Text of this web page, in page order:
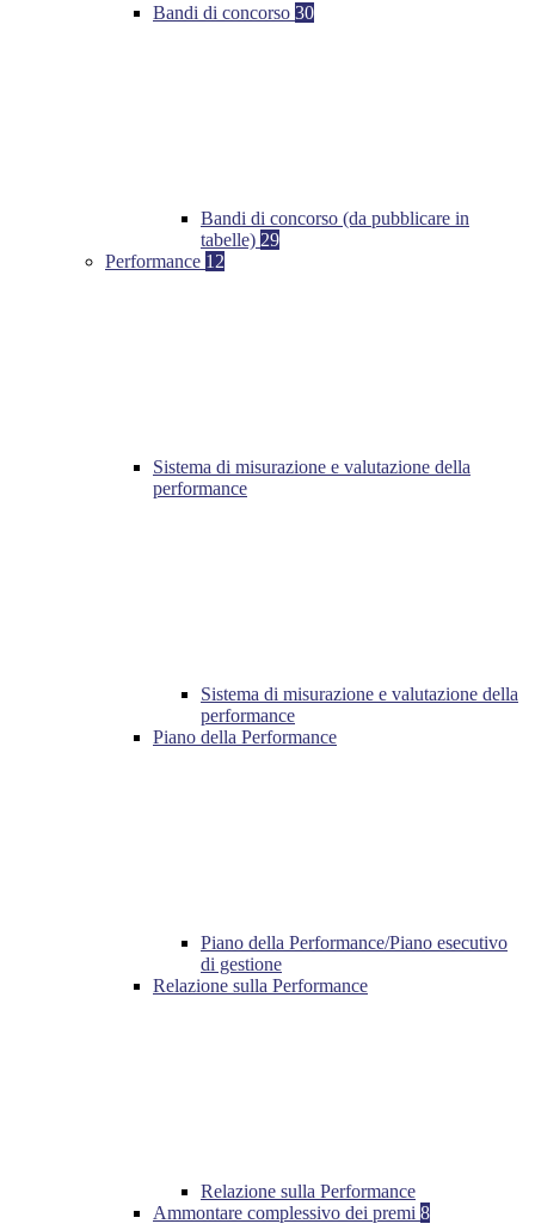
Bandi di concorso 30
Bandi di concorso (da pubblicare in
tabelle) 29
Performance 12
Sistema di misurazione e valutazione della
performance
Sistema di misurazione e valutazione della
performance
Piano della Performance
Piano della Performance/Piano esecutivo
di gestione
Relazione sulla Performance
Relazione sulla Performance
Ammontare complessivo dei premi 8